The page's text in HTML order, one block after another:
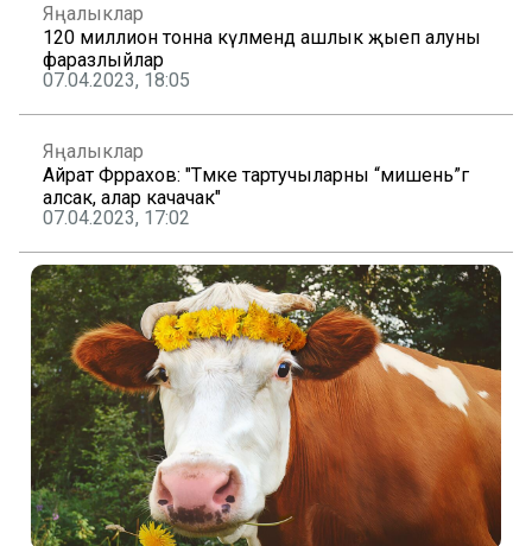
Яңалыклар
120 миллион тонна күләмендә ашлык җыеп алуны
фаразлыйлар
07.04.2023, 18:05
Яңалыклар
Айрат Фәррахов: "Тәмәке тартучыларны “мишень”гә
алсак, алар качачак"
07.04.2023, 17:02